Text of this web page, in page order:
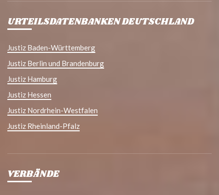
URTEILSDATENBANKEN DEUTSCHLAND
Justiz Baden-Württemberg
Justiz Berlin und Brandenburg
Justiz Hamburg
Justiz Hessen
Justiz Nordrhein-Westfalen
Justiz Rheinland-Pfalz
VERBÄNDE